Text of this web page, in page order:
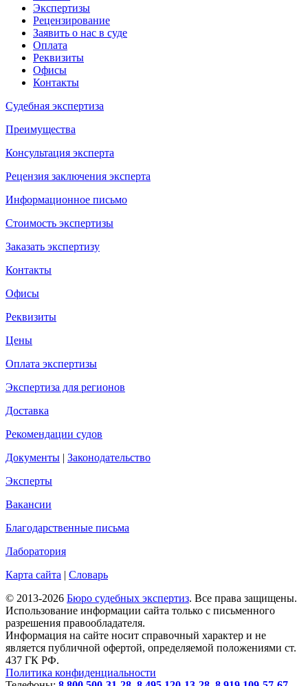
Экспертизы
Рецензирование
Заявить о нас в суде
Оплата
Реквизиты
Офисы
Контакты
Судебная экспертиза
Преимущества
Консультация эксперта
Рецензия заключения эксперта
Информационное письмо
Стоимость экспертизы
Заказать экспертизу
Контакты
Офисы
Реквизиты
Цены
Оплата экспертизы
Экспертиза для регионов
Доставка
Рекомендации судов
Документы | Законодательство
Эксперты
Вакансии
Благодарственные письма
Лаборатория
Карта сайта | Словарь
© 2013-2026 Бюро судебных экспертиз. Все права защищены.
Использование информации сайта только с письменного
разрешения правообладателя.
Информация на сайте носит справочный характер и не
является публичной офертой, определяемой положениями ст.
437 ГК РФ.
Политика конфиденциальности